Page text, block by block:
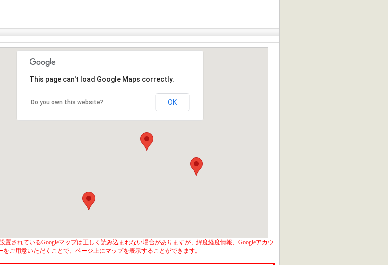
This page can't load Google Maps correctly.
Do you own this website? OK
置されているGoogleマップは正しく読み込まれない場合がありますが、緯度経度情報、Googleアカウ
をご用意いただくことで、ページ上にマップを表示することができます。